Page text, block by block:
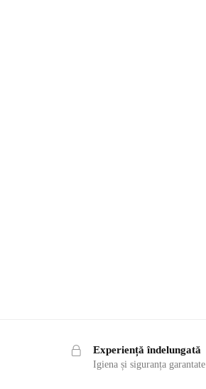
Experiență îndelungată
Igiena și siguranța garantate